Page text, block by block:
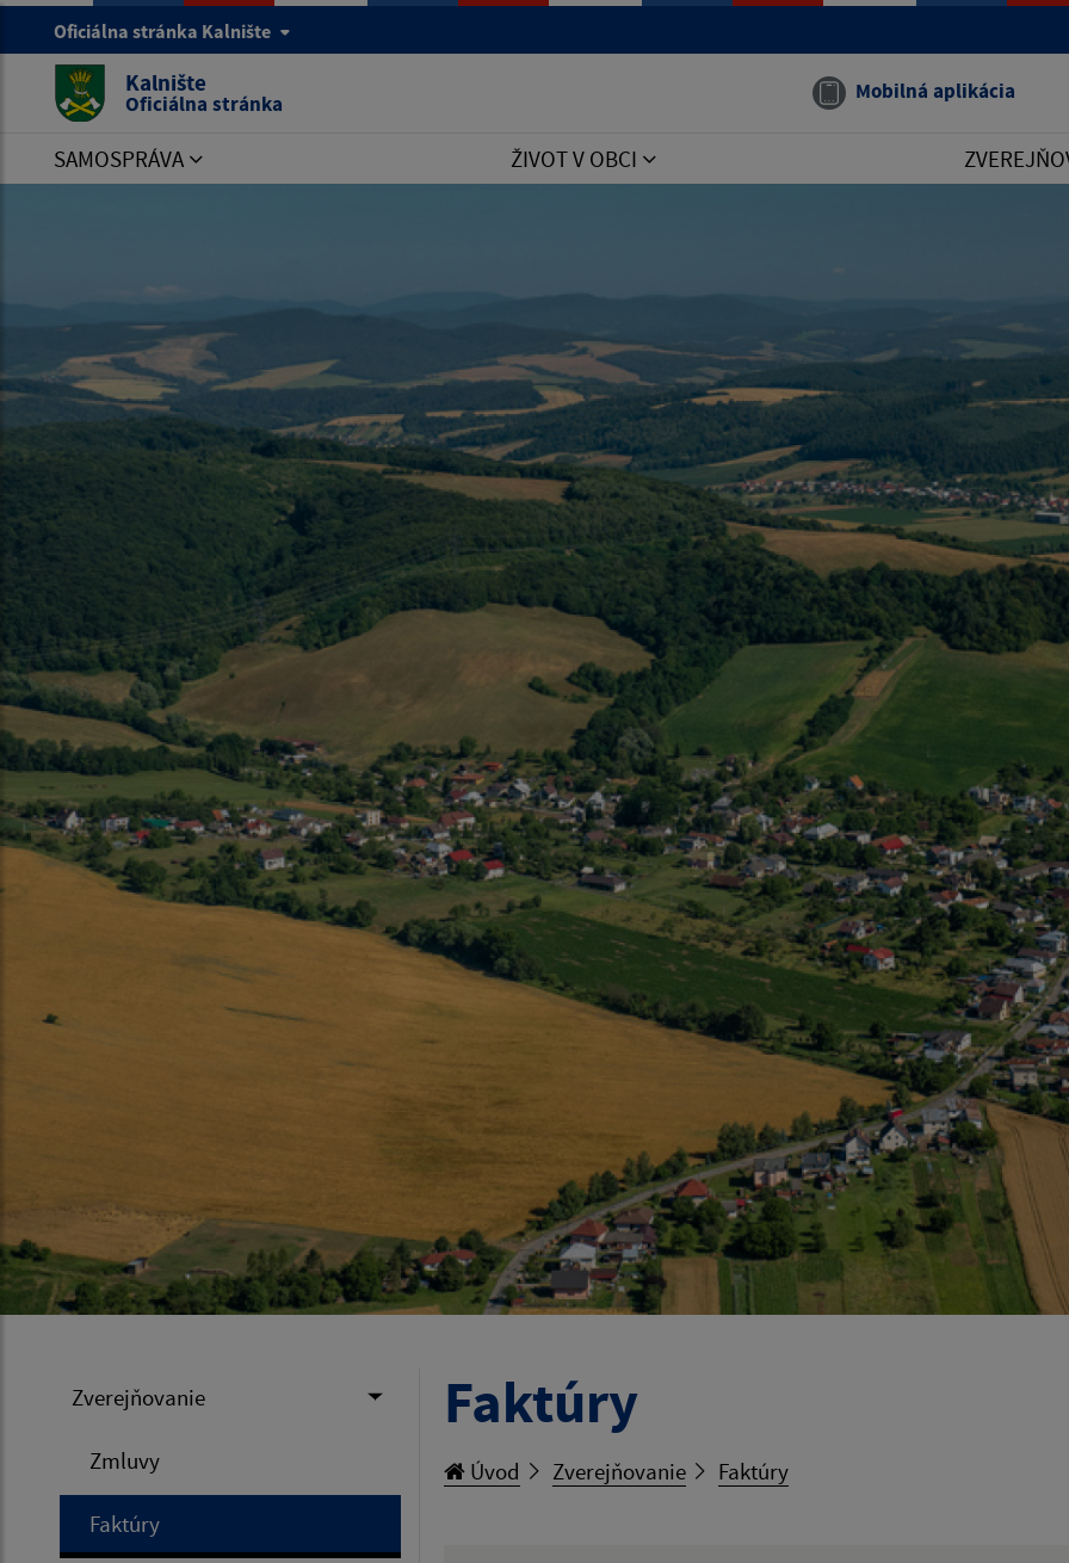
Oficiálna stránka Kalnište
Kalnište
Oficiálna stránka Mobilná aplikácia
SAMOSPRÁVA ŽIVOT V OBCI
Zverejňovanie
Zmluvy
Faktúry
Faktúry
Úvod Zverejňovanie Faktúry